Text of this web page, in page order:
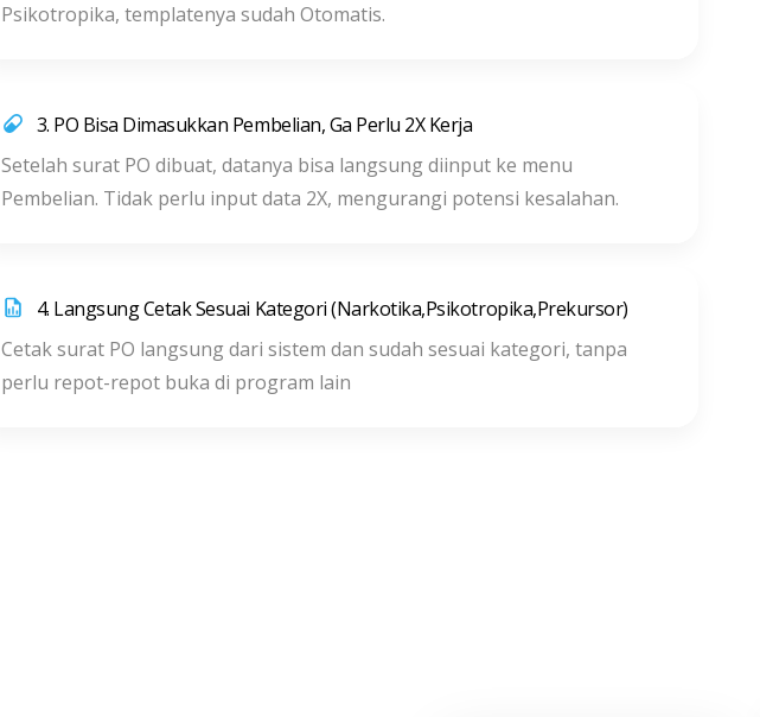
Psikotropika, templatenya sudah Otomatis.
3. PO Bisa Dimasukkan Pembelian, Ga Perlu 2X Kerja
Setelah surat PO dibuat, datanya bisa langsung diinput ke menu
Pembelian. Tidak perlu input data 2X, mengurangi potensi kesalahan.
4. Langsung Cetak Sesuai Kategori (Narkotika,Psikotropika,Prekursor)
Cetak surat PO langsung dari sistem dan sudah sesuai kategori, tanpa
perlu repot-repot buka di program lain